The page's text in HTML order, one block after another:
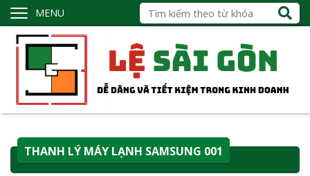
MENU
THANH LÝ MÁY LẠNH SAMSUNG 001